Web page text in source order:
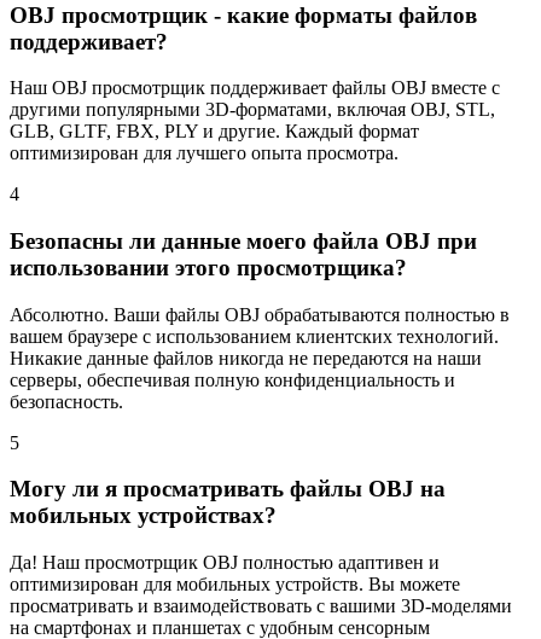
OBJ просмотрщик - какие форматы файлов
поддерживает?
Наш OBJ просмотрщик поддерживает файлы OBJ вместе с
другими популярными 3D-форматами, включая OBJ, STL,
GLB, GLTF, FBX, PLY и другие. Каждый формат
оптимизирован для лучшего опыта просмотра.
4
Безопасны ли данные моего файла OBJ при
использовании этого просмотрщика?
Абсолютно. Ваши файлы OBJ обрабатываются полностью в
вашем браузере с использованием клиентских технологий.
Никакие данные файлов никогда не передаются на наши
серверы, обеспечивая полную конфиденциальность и
безопасность.
5
Могу ли я просматривать файлы OBJ на
мобильных устройствах?
Да! Наш просмотрщик OBJ полностью адаптивен и
оптимизирован для мобильных устройств. Вы можете
просматривать и взаимодействовать с вашими 3D-моделями
на смартфонах и планшетах с удобным сенсорным